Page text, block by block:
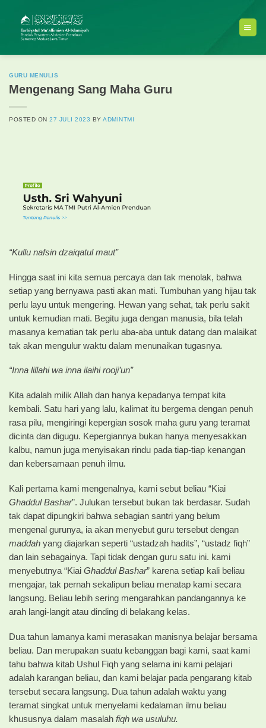
content
GURU MENULIS
Mengenang Sang Maha Guru
POSTED ON27 JULI 2023 BYADMINTMI
“Kullu nafsin dzaiqatul maut”
Hingga saat ini kita semua percaya dan tak menolak, bahwa
setiap yang bernyawa pasti akan mati. Tumbuhan yang hijau tak
perlu layu untuk mengering. Hewan yang sehat, tak perlu sakit
untuk kemudian mati. Begitu juga dengan manusia, bila telah
masanya kematian tak perlu aba-aba untuk datang dan malaikat
tak akan mengulur waktu dalam menunaikan tugasnya.
“Inna lillahi wa inna ilaihi rooji’un”
Kita adalah milik Allah dan hanya kepadanya tempat kita
kembali. Satu hari yang lalu, kalimat itu bergema dengan penuh
rasa pilu, mengiringi kepergian sosok maha guru yang teramat
dicinta dan digugu. Kepergiannya bukan hanya menyesakkan
kalbu, namun juga menyisakan rindu pada tiap-tiap kenangan
dan kebersamaan penuh ilmu.
Kali pertama kami mengenalnya, kami sebut beliau “Kiai
Ghaddul Bashar”. Julukan tersebut bukan tak berdasar. Sudah
tak dapat dipungkiri bahwa sebagian santri yang belum
mengenal gurunya, ia akan menyebut guru tersebut dengan
maddah yang diajarkan seperti “ustadzah hadits”, “ustadz fiqh”
dan lain sebagainya. Tapi tidak dengan guru satu ini. kami
menyebutnya “Kiai Ghaddul Bashar” karena setiap kali beliau
mengajar, tak pernah sekalipun beliau menatap kami secara
langsung. Beliau lebih sering mengarahkan pandangannya ke
arah langi-langit atau dinding di belakang kelas.
Dua tahun lamanya kami merasakan manisnya belajar bersama
beliau. Dan merupakan suatu kebanggan bagi kami, saat kami
tahu bahwa kitab Ushul Fiqh yang selama ini kami pelajari
adalah karangan beliau, dan kami belajar pada pengarang kitab
tersebut secara langsung. Dua tahun adalah waktu yang
teramat singkat untuk menyelami kedalaman ilmu beliau
khususnya dalam masalah fiqh wa usuluhu.